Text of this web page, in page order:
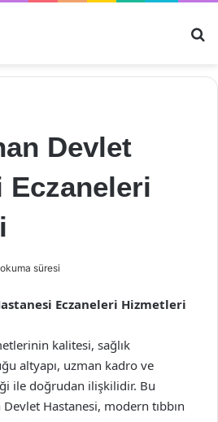
Devlet
Eczaneleri
süresi
Eczaneleri Hizmetleri
kalitesi, sağlık
altyapı, uzman kadro ve
ile doğrudan ilişkilidir. Bu
Hastanesi, modern tıbbın